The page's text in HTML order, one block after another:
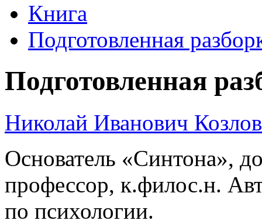
Книга
Подготовленная
Подготовленная
Николай Иванович Козлов
Основатель «Синтона»,
профессор, к.филос.н.
по психологии.